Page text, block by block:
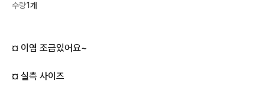
수량1개
¤ 이염 조금있어요~
¤ 실측 사이즈